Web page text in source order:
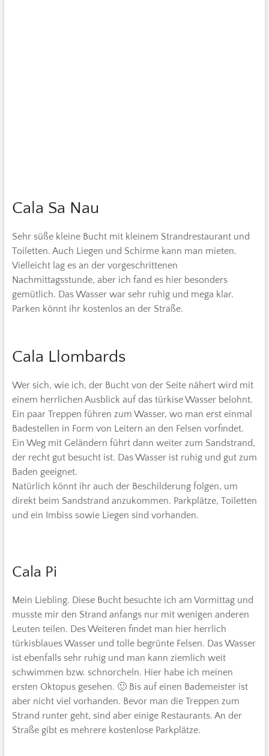
Cala Sa Nau
Sehr süße kleine Bucht mit kleinem Strandrestaurant und
Toiletten. Auch Liegen und Schirme kann man mieten.
Vielleicht lag es an der vorgeschrittenen
Nachmittagsstunde, aber ich fand es hier besonders
gemütlich. Das Wasser war sehr ruhig und mega klar.
Parken könnt ihr kostenlos an der Straße.
Cala Llombards
Wer sich, wie ich, der Bucht von der Seite nähert wird mit
einem herrlichen Ausblick auf das türkise Wasser belohnt.
Ein paar Treppen führen zum Wasser, wo man erst einmal
Badestellen in Form von Leitern an den Felsen vorfindet.
Ein Weg mit Geländern führt dann weiter zum Sandstrand,
der recht gut besucht ist. Das Wasser ist ruhig und gut zum
Baden geeignet.
Natürlich könnt ihr auch der Beschilderung folgen, um
direkt beim Sandstrand anzukommen. Parkplätze, Toiletten
und ein Imbiss sowie Liegen sind vorhanden.
Cala Pi
Mein Liebling. Diese Bucht besuchte ich am Vormittag und
musste mir den Strand anfangs nur mit wenigen anderen
Leuten teilen. Des Weiteren findet man hier herrlich
türkisblaues Wasser und tolle begrünte Felsen. Das Wasser
ist ebenfalls sehr ruhig und man kann ziemlich weit
schwimmen bzw. schnorcheln. Hier habe ich meinen
ersten Oktopus gesehen. 🙂 Bis auf einen Bademeister ist
aber nicht viel vorhanden. Bevor man die Treppen zum
Strand runter geht, sind aber einige Restaurants. An der
Straße gibt es mehrere kostenlose Parkplätze.